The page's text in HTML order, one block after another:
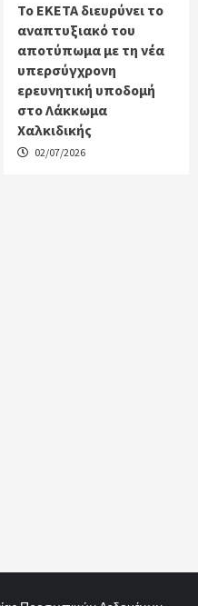
Το ΕΚΕΤΑ διευρύνει το
αναπτυξιακό του
αποτύπωμα με τη νέα
υπερσύγχρονη
ερευνητική υποδομή
στο Λάκκωμα
Χαλκιδικής
02/07/2026